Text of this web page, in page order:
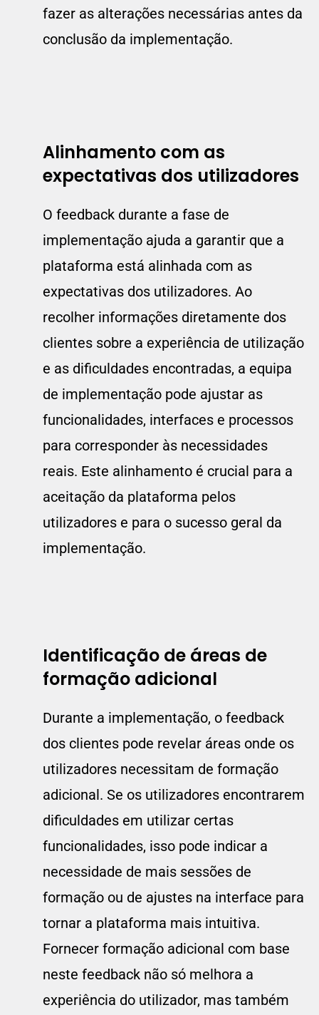
fazer as alterações necessárias antes da
conclusão da implementação.
Alinhamento com as
expectativas dos utilizadores
O feedback durante a fase de
implementação ajuda a garantir que a
plataforma está alinhada com as
expectativas dos utilizadores. Ao
recolher informações diretamente dos
clientes sobre a experiência de utilização
e as dificuldades encontradas, a equipa
de implementação pode ajustar as
funcionalidades, interfaces e processos
para corresponder às necessidades
reais. Este alinhamento é crucial para a
aceitação da plataforma pelos
utilizadores e para o sucesso geral da
implementação.
Identificação de áreas de
formação adicional
Durante a implementação, o feedback
dos clientes pode revelar áreas onde os
utilizadores necessitam de formação
adicional. Se os utilizadores encontrarem
dificuldades em utilizar certas
funcionalidades, isso pode indicar a
necessidade de mais sessões de
formação ou de ajustes na interface para
tornar a plataforma mais intuitiva.
Fornecer formação adicional com base
neste feedback não só melhora a
experiência do utilizador, mas também